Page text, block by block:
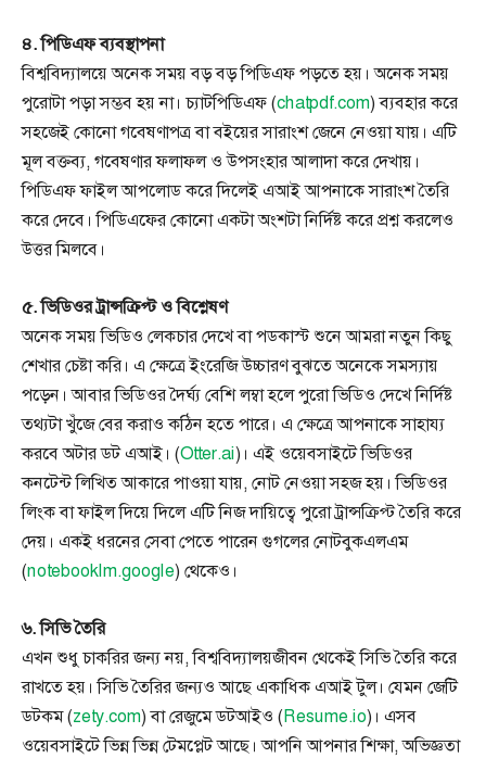
৪. পিডিএফ ব্যবস্থাপনা
বিশ্ববিদ্যালয়ে অনেক সময় বড় বড় পিডিএফ পড়তে হয়। অনেক সময়
পুরোটা পড়া সম্ভব হয় না। চ্যাটপিডিএফ (chatpdf.com) ব্যবহার করে
সহজেই কোনো গবেষণাপত্র বা বইয়ের সারাংশ জেনে নেওয়া যায়। এটি
মূল বক্তব্য, গবেষণার ফলাফল ও উপসংহার আলাদা করে দেখায়।
পিডিএফ ফাইল আপলোড করে দিলেই এআই আপনাকে সারাংশ তৈরি
করে দেবে। পিডিএফের কোনো একটা অংশটা নির্দিষ্ট করে প্রশ্ন করলেও
উত্তর মিলবে।
৫. ভিডিওর ট্রান্সক্রিপ্ট ও বিশ্লেষণ
অনেক সময় ভিডিও লেকচার দেখে বা পডকাস্ট শুনে আমরা নতুন কিছু
শেখার চেষ্টা করি। এ ক্ষেত্রে ইংরেজি উচ্চারণ বুঝতে অনেকে সমস্যায়
পড়েন। আবার ভিডিওর দৈর্ঘ্য বেশি লম্বা হলে পুরো ভিডিও দেখে নির্দিষ্ট
তথ্যটা খুঁজে বের করাও কঠিন হতে পারে। এ ক্ষেত্রে আপনাকে সাহায্য
করবে অটার ডট এআই। (Otter.ai)। এই ওয়েবসাইটে ভিডিওর
কনটেন্ট লিখিত আকারে পাওয়া যায়, নোট নেওয়া সহজ হয়। ভিডিওর
লিংক বা ফাইল দিয়ে দিলে এটি নিজ দায়িত্বে পুরো ট্রান্সক্রিপ্ট তৈরি করে
দেয়। একই ধরনের সেবা পেতে পারেন গুগলের নোটবুকএলএম
(notebooklm.google) থেকেও।
৬. সিভি তৈরি
এখন শুধু চাকরির জন্য নয়, বিশ্ববিদ্যালয়জীবন থেকেই সিভি তৈরি করে
রাখতে হয়। সিভি তৈরির জন্যও আছে একাধিক এআই টুল। যেমন জেটি
ডটকম (zety.com) বা রেজুমে ডটআইও (Resume.io)। এসব
ওয়েবসাইটে ভিন্ন ভিন্ন টেমপ্লেট আছে। আপনি আপনার শিক্ষা, অভিজ্ঞতা